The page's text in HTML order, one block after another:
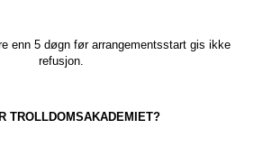
enn 5 døgn før arrangementsstart gis ikke
refusjon.
TROLLDOMSAKADEMIET?